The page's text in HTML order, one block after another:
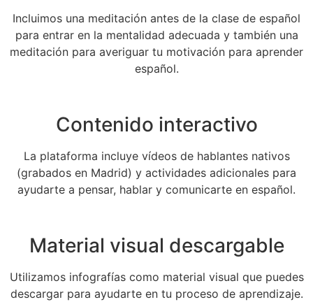
Incluimos una meditación antes de la clase de español
para entrar en la mentalidad adecuada y también una
meditación para averiguar tu motivación para aprender
español.
Contenido interactivo
La plataforma incluye vídeos de hablantes nativos
(grabados en Madrid) y actividades adicionales para
ayudarte a pensar, hablar y comunicarte en español.
Material visual descargable
Utilizamos infografías como material visual que puedes
descargar para ayudarte en tu proceso de aprendizaje.